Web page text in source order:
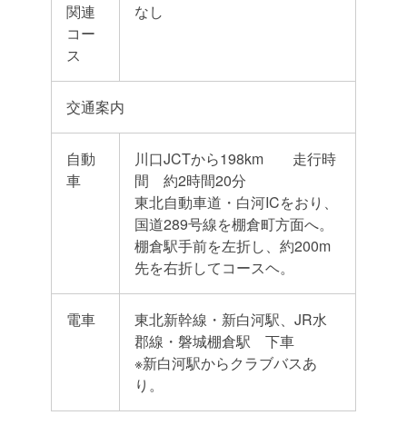
関連
コー
ス
なし
交通案内
自動
車
川口JCTから198km 走行時
間 約2時間20分
東北自動車道・白河ICをおり、
国道289号線を棚倉町方面へ。
棚倉駅手前を左折し、約200m
先を右折してコースヘ。
電車
東北新幹線・新白河駅、JR水
郡線・磐城棚倉駅 下車
※新白河駅からクラブバスあ
り。